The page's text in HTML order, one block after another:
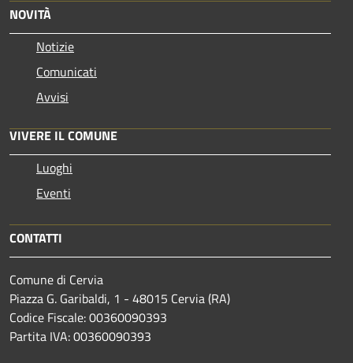
NOVITÀ
Notizie
Comunicati
Avvisi
VIVERE IL COMUNE
Luoghi
Eventi
CONTATTI
Comune di Cervia
Piazza G. Garibaldi, 1 - 48015 Cervia (RA)
Codice Fiscale: 00360090393
Partita IVA: 00360090393